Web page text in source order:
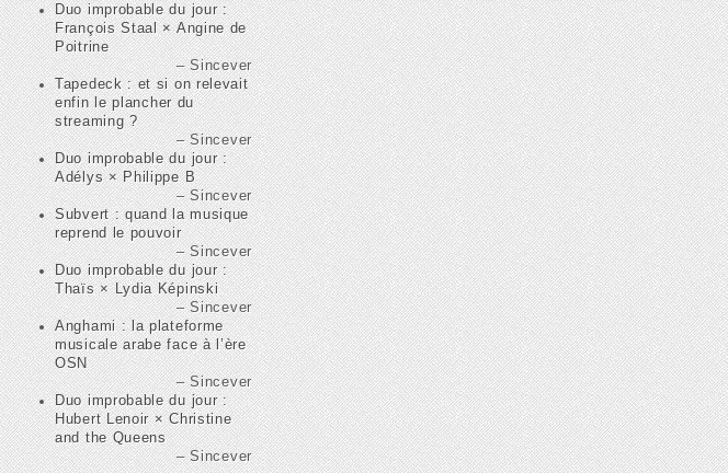
Duo improbable du jour :
François Staal × Angine de
Poitrine
Sincever
Tapedeck : et si on relevait
enfin le plancher du
streaming ?
Sincever
Duo improbable du jour :
Adélys × Philippe B
Sincever
Subvert : quand la musique
reprend le pouvoir
Sincever
Duo improbable du jour :
Thaïs × Lydia Képinski
Sincever
Anghami : la plateforme
musicale arabe face à l’ère
OSN
Sincever
Duo improbable du jour :
Hubert Lenoir × Christine
and the Queens
Sincever